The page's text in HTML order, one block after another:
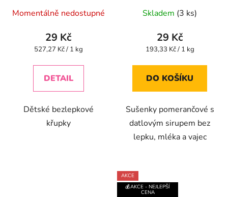
Momentálně nedostupné
29 Kč
Měrná
527,27 Kč / 1 kg
DETAIL
Dětské bezlepkové
křupky
lepku, mléka a vajec
150ghodnocení
produktu
je
z
Skladem (3 ks)
29 Kč
Měrná
193,33 Kč / 1 kg
DO KOŠÍKU
Sušenky pomerančové s
datlovým sirupem bez
lepku, mléka a vajec
AKCE
💰AKCE - NEJLEPŠÍ
CENA